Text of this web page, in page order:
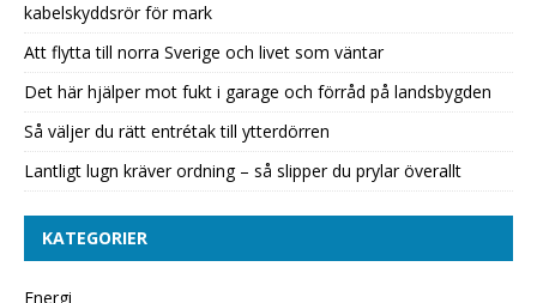
kabelskyddsrör för mark
Att flytta till norra Sverige och livet som väntar
Det här hjälper mot fukt i garage och förråd på landsbygden
Så väljer du rätt entrétak till ytterdörren
Lantligt lugn kräver ordning – så slipper du prylar överallt
KATEGORIER
Energi